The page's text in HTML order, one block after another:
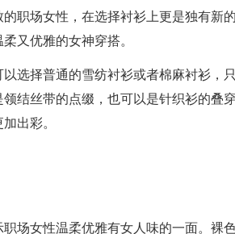
职场女性，在选择衬衫上更是独有新
又优雅的女神穿搭。
选择普通的雪纺衬衫或者棉麻衬衫，
结丝带的点缀，也可以是针织衫的叠
出彩。
场女性温柔优雅有女人味的一面。裸